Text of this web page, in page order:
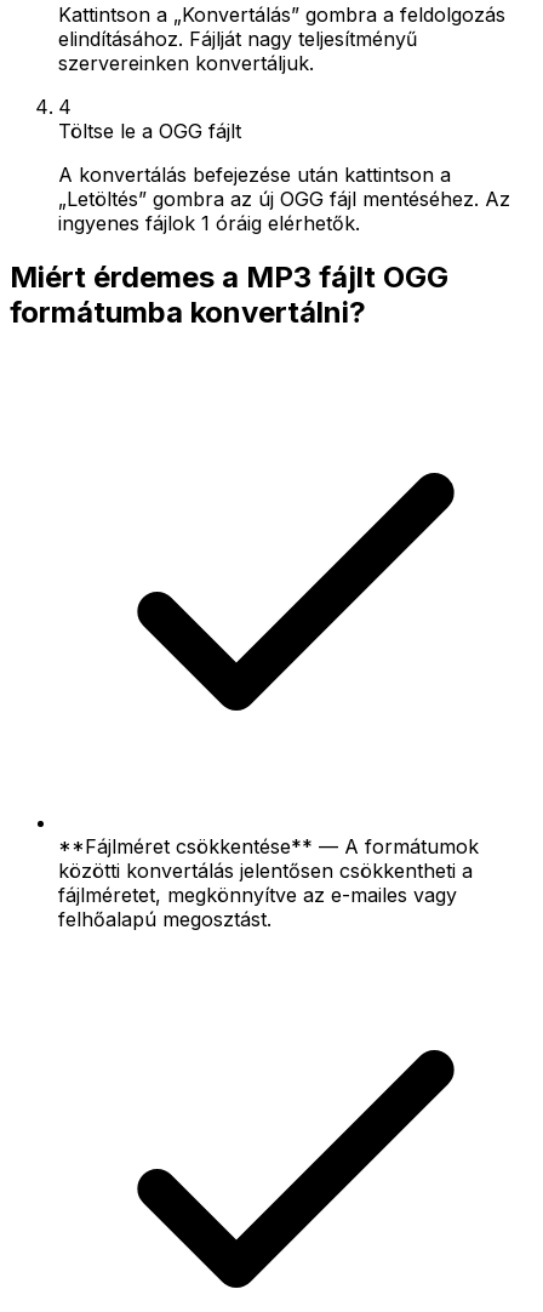
Kattintson a „Konvertálás” gombra a feldolgozás
elindításához. Fájlját nagy teljesítményű
szervereinken konvertáljuk.
4
Töltse le a OGG fájlt
A konvertálás befejezése után kattintson a
„Letöltés” gombra az új OGG fájl mentéséhez. Az
ingyenes fájlok 1 óráig elérhetők.
Miért érdemes a MP3 fájlt OGG
formátumba konvertálni?
**Fájlméret csökkentése** — A formátumok
közötti konvertálás jelentősen csökkentheti a
fájlméretet, megkönnyítve az e-mailes vagy
felhőalapú megosztást.